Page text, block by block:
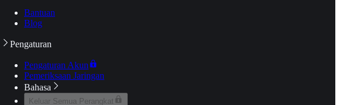
Bantuan
Blog
Pengaturan
Pengaturan Akun
Pemeriksaan Jaringan
Bahasa
Keluar Semua Perangkat